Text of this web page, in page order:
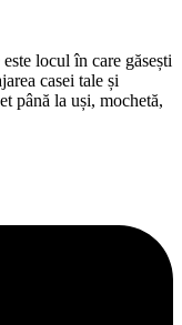
locul în care găsești
casei tale și
până la uși, mochetă,